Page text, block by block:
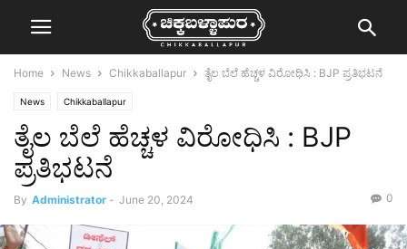
Home News Chikkaballapur ತೈಲ ಬೆಲೆ ಹೆಚ್ಚಳ ವಿರೋಧಿಸಿ : BJP ಪ್ರತಿಭಟನೆ
News Chikkaballapur
ತೈಲ ಬೆಲೆ ಹೆಚ್ಚಳ ವಿರೋಧಿಸಿ : BJP
ಪ್ರತಿಭಟನೆ
By Administrator - June 20, 2024 0